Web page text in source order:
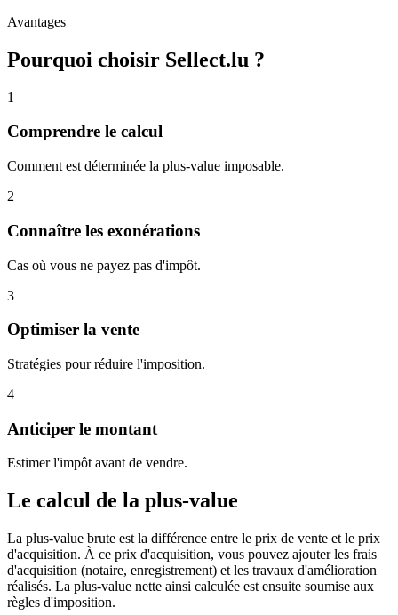
Avantages
Pourquoi choisir Sellect.lu ?
1
Comprendre le calcul
Comment est déterminée la plus-value imposable.
2
Connaître les exonérations
Cas où vous ne payez pas d'impôt.
3
Optimiser la vente
Stratégies pour réduire l'imposition.
4
Anticiper le montant
Estimer l'impôt avant de vendre.
Le calcul de la plus-value
La plus-value brute est la différence entre le prix de vente et le prix
d'acquisition. À ce prix d'acquisition, vous pouvez ajouter les frais
d'acquisition (notaire, enregistrement) et les travaux d'amélioration
réalisés. La plus-value nette ainsi calculée est ensuite soumise aux
règles d'imposition.